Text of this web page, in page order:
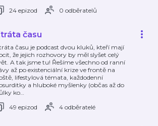
24 epizod
0 odběratelů
času
času je podcast dvou kluků, kteří mají
že jejich rozhovory by měl slyšet celý
A tak jsme tu! Řešíme všechno od ranní
až po existenciální krize ve frontě na
lifestylová témata, každodenní
a hluboké myšlenky (občas až do
ko…
49 epizod
4 odběratelé